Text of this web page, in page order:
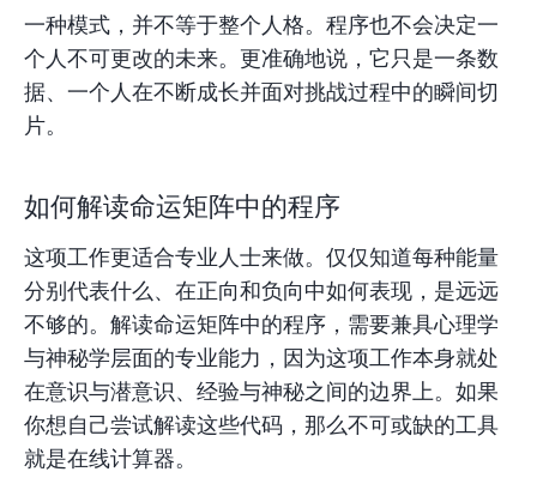
一种模式，并不等于整个人格。程序也不会决定一
个人不可更改的未来。更准确地说，它只是一条数
据、一个人在不断成长并面对挑战过程中的瞬间切
片。
如何解读命运矩阵中的程序
这项工作更适合专业人士来做。仅仅知道每种能量
分别代表什么、在正向和负向中如何表现，是远远
不够的。解读命运矩阵中的程序，需要兼具心理学
与神秘学层面的专业能力，因为这项工作本身就处
在意识与潜意识、经验与神秘之间的边界上。如果
你想自己尝试解读这些代码，那么不可或缺的工具
就是在线计算器。